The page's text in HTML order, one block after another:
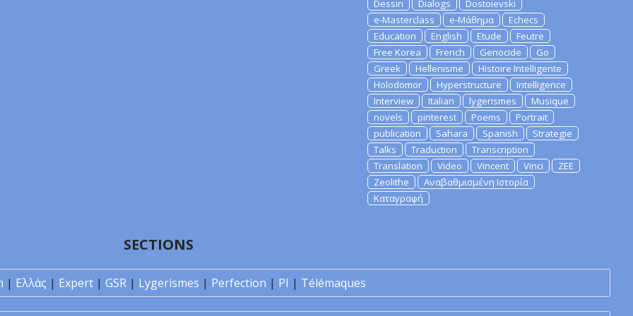
Dessin
Dialogs
Dostoievski
e-Masterclass
e-Μάθημα
Echecs
Education
English Etude
Feutre
Free Korea
French Genocide
Go
Greek
Hellenisme
Histoire Intelligente
Holodomor
Hyperstructure
Intelligence
Interview
Italian lygerismes
Musique
novels
pinterest Poems
Portrait
publication
Sahara Spanish
Strategie
Talks
Traduction
Transcription
Translation
Video Vincent Vinci
ZEE
Zeolithe
Αναβαθμισμένη Ιστορία
Καταγραφή
SECTIONS
| Ελλάς | Expert | GSR | Lygerismes | Perfection | PI | Télémaques